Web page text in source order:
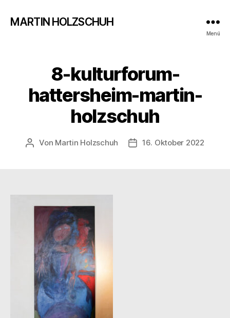
MARTIN HOLZSCHUH
Menü
8-kulturforum-
hattersheim-martin-
holzschuh
Beitragsautor
Von Martin Holzschuh Veröffentlichungsdatum
16. Oktober 2022